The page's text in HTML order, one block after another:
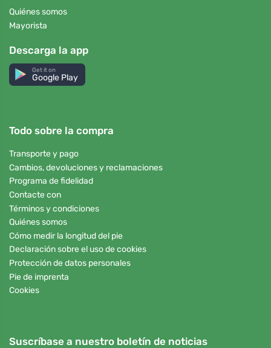
Quiénes somos
Mayorista
Descarga la app
Get it on
Google Play
Todo sobre la compra
Transporte y pago
Cambios, devoluciones y reclamaciones
Programa de fidelidad
Contacte con
Términos y condiciones
Quiénes somos
Cómo medir la longitud del pie
Declaración sobre el uso de cookies
Protección de datos personales
Pie de imprenta
Cookies
Suscríbase a nuestro boletín de noticias